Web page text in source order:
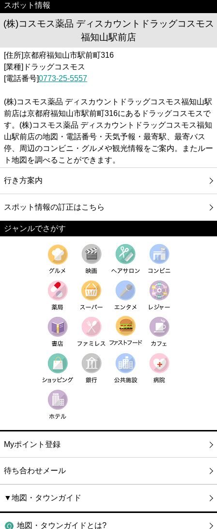
スポット情報
(株)コスモス薬品 ディスカウントドラッグコスモス
福知山駅前店
[住所]京都府福知山市駅前町316
[業種]ドラッグコスモス
[電話番号]0773-25-5557
(株)コスモス薬品 ディスカウントドラッグコスモス福知山駅
前店は京都府福知山市駅前町316にあるドラッグコスモスで
す。(株)コスモス薬品 ディスカウントドラッグコスモス福知
山駅前店の地図・電話番号・天気予報・最寄駅、最寄バス
停、周辺のコンビニ・グルメや観光情報をご案内。またルー
ト地図を調べることができます。
行き方案内
スポット情報の訂正はこちら
ジャンルでさがす
Myポイント登録
待ち合わせメール
▼地図・タウンガイド
地図・タウンガイドとは?